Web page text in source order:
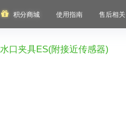
积分商城 使用指南 售后相关
水口夹具ES(附接近传感器)